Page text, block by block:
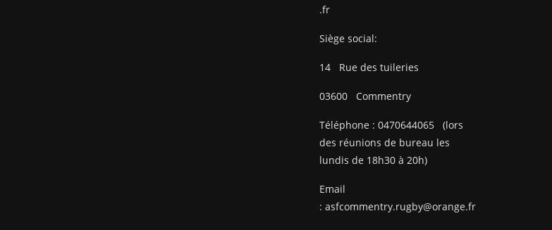
.fr
Siège social:
14 Rue des tuileries
03600 Commentry
Téléphone : 0470644065
(lors
des réunions de bureau les
lundis de 18h30 à 20h)
Email
: asfcommentry.rugby@orange.fr